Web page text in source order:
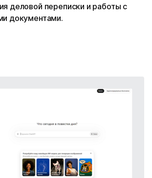
деловой переписки и работы с
документами.